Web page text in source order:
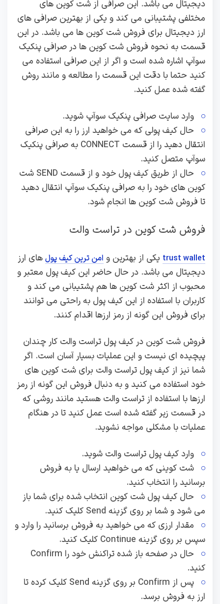
دیجیتال می باشد. این صرافی از شت کوین های
مختلفی پشتیبانی می کند و یکی از بهترین صرافی های
ارز دیجیتال برای فروش شت کوین ها می باشد. در این
قسمت به نحوه فروش شت کوین ها در صرافی پنکیک
سوآپ اشاره شده است و اگر از این صرافی استفاده می
کنید حتما با دقت این قسمت را مطالعه و مانند روش
گفته شده عمل کنید.
وارد سایت صرافی پنکیک سوآپ شوید.
حال کیف پولی که می خواهید ارز را به این صرافی
انتقال دهید را از قسمت CONNECT به صرافی پنکیک
سوآپ متصل کنید.
حال از طریق کیف پول خود و از قسمت SEND شت
کوین های خود را به صرافی پنکیک سوآپ انتقال دهید
تا فروش شت کوین ها انجام شود.
فروش شت کوین در تراست والت
trust wallet یکی از بهترین و امن ترین کیف پول های ارز
دیجیتال می باشد. در حال حاضر این کیف پول معتبر و
محبوب از اکثر شت کوین ها هم پشتیبانی می کند و
کاربران با استفاده از این کیف پول به راحتی می توانند
برای فروش این گونه از رمز ارزها اقدام کنند.
فروش شت کوین در کیف پول تراست والت کار چندان
پیچیده ای نیست و این عملیات بسیار آسان است. اگر
شما نیز از کیف پول تراست والت برای شت کوین های
خود استفاده می کنید و به دنبال فروش این گونه از رمز
ارزها با استفاده از تراست والت هستید مانند روشی که
در قسمت زیر گفته شده است عمل کنید تا در هنگام
عملیات با مشکلی مواجه نشوید.
وارد کیف پول تراست والت شوید.
شت کوینی که می خواهید ارسال یا به فروش
برسانید را انتخاب کنید.
حال کیف پول شت کوین انتخاب شده برای شما باز
می شود و شما بر روی گزینه Send کلیک کنید.
مقدار ارزی که می خواهید به فروش برسانید را وارد و
سپس بر روی گزینه Continue کلیک کنید.
حال در صفحه باز شده تراکنش خود را Confirm
کنید.
پس از Confirm بر روی گزینه Send کلیک کرده تا
ارز به فروش برسد.